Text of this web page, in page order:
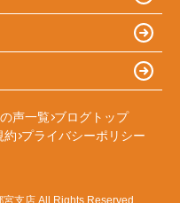
声一覧 ブログトップ
約 プライバシーポリシー
支店 All Rights Reserved.